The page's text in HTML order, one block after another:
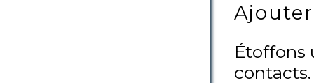
Étoffons
contacts.